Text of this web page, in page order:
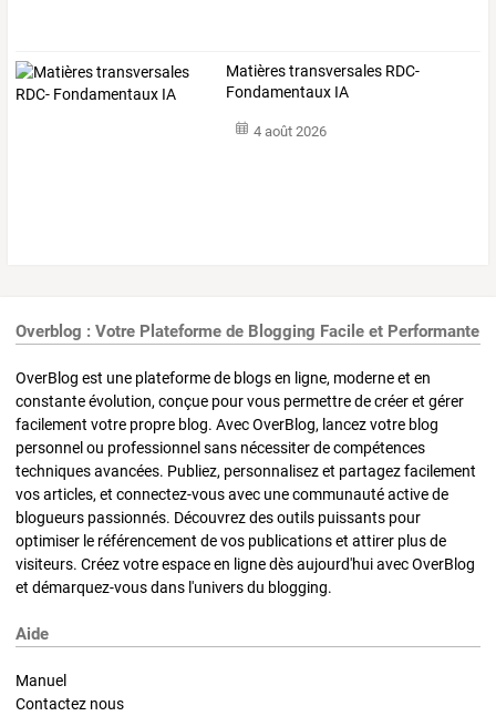
Matières transversales RDC-
Fondamentaux IA
4 août 2026
Overblog : Votre Plateforme de Blogging Facile et Performante
OverBlog est une plateforme de blogs en ligne, moderne et en
constante évolution, conçue pour vous permettre de créer et gérer
facilement votre propre blog. Avec OverBlog, lancez votre blog
personnel ou professionnel sans nécessiter de compétences
techniques avancées. Publiez, personnalisez et partagez facilement
vos articles, et connectez-vous avec une communauté active de
blogueurs passionnés. Découvrez des outils puissants pour
optimiser le référencement de vos publications et attirer plus de
visiteurs. Créez votre espace en ligne dès aujourd'hui avec OverBlog
et démarquez-vous dans l'univers du blogging.
Aide
Manuel
Contactez nous